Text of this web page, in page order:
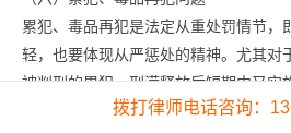
累犯、毒品再犯是法定从重处罚情节，
轻，也要体现从严惩处的精神。尤其对
被判刑的累犯、刑满释放后短期内又实
在缓刑、假释、暂予监外执行期间又实
拨打律师电话咨询：